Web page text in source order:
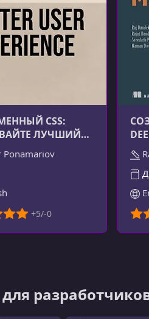
CSS:
ЛУЧШИЙ
Ponamariov